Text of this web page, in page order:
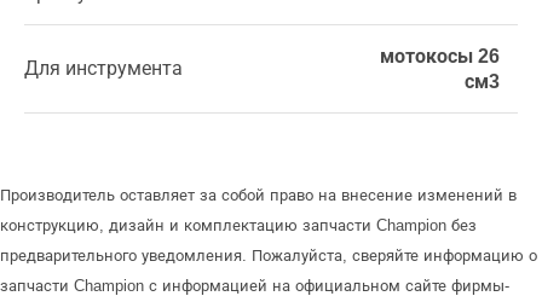
Для инструмента
мотокосы 26
см3
Производитель оставляет за собой право на внесение изменений в
конструкцию, дизайн и комплектацию запчасти Champion без
предварительного уведомления. Пожалуйста, сверяйте информацию о
запчасти Champion с информацией на официальном сайте фирмы-